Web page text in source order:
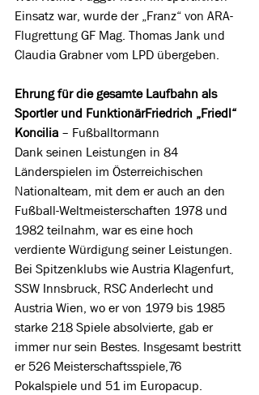
Einsatz war, wurde der „Franz“ von ARA-
Flugrettung GF Mag. Thomas Jank und
Claudia Grabner vom LPD übergeben.
Ehrung für die gesamte Laufbahn als
Sportler und FunktionärFriedrich „Friedl“
Koncilia – Fußballtormann
Dank seinen Leistungen in 84
Länderspielen im Österreichischen
Nationalteam, mit dem er auch an den
Fußball-Weltmeisterschaften 1978 und
1982 teilnahm, war es eine hoch
verdiente Würdigung seiner Leistungen.
Bei Spitzenklubs wie Austria Klagenfurt,
SSW Innsbruck, RSC Anderlecht und
Austria Wien, wo er von 1979 bis 1985
starke 218 Spiele absolvierte, gab er
immer nur sein Bestes. Insgesamt bestritt
er 526 Meisterschaftsspiele,76
Pokalspiele und 51 im Europacup.